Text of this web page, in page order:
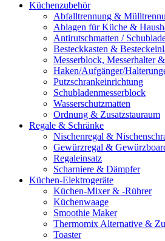
Küchenzubehör
Abfalltrennung &
Ablagen für Küche &
Antirutschmatten /
Besteckkasten &
Messerblock, Messerhalter
Haken/Aufgänger/
Putzschrankeinrichtung
Schubladenmesserblock
Wasserschutzmatten
Ordnung & Zusatzstauraum
Regale & Schränke
Nischenregal &
Gewürzregal &
Regaleinsatz
Scharniere & Dämpfer
Küchen-Elektrogeräte
Küchen-Mixer & -Rührer
Küchenwaage
Smoothie Maker
Thermomix Alternative &
Toaster